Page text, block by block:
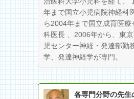
年まで国立小児病院神経科
ら2004年まで国立成育医療
科医長 、2006年から、東
児センター神経・発達部勤
学、発達神経学が専門。
各専門分野の先生